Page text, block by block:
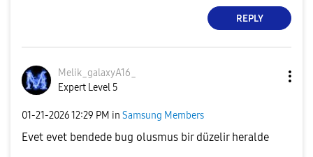
REPLY
Melik_galaxyA16
Expert Level 5
‎01-21-202612:29 PM in Samsung Members
Evet evet bendede bug olusmus bir düzelir heralde